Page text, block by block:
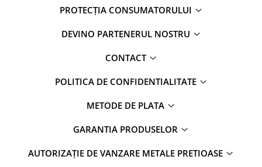
PROTECȚIA CONSUMATORULUI
DEVINO PARTENERUL NOSTRU
CONTACT
POLITICA DE CONFIDENTIALITATE
METODE DE PLATA
GARANTIA PRODUSELOR
AUTORIZAȚIE DE VANZARE METALE PRETIOASE